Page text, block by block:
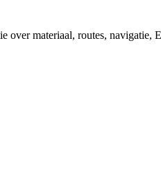
materiaal, routes,